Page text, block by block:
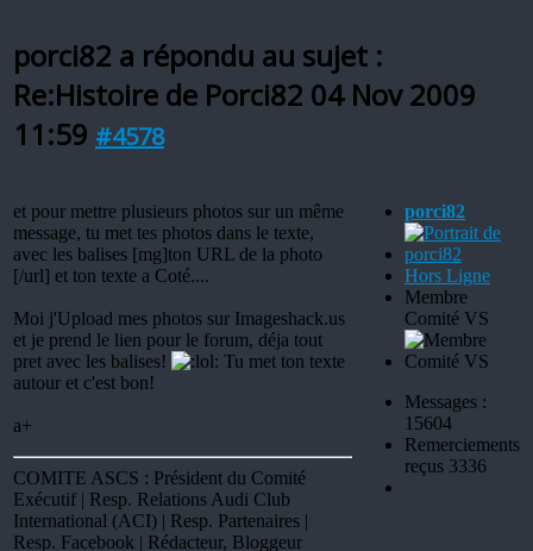
porci82 a répondu au sujet :
Re:Histoire de Porci82 04 Nov 2009
11:59 #4578
et pour mettre plusieurs photos sur un même
message, tu met tes photos dans le texte,
avec les balises [mg]ton URL de la photo
[/url] et ton texte a Coté....
Moi j'Upload mes photos sur Imageshack.us
et je prend le lien pour le forum, déja tout
pret avec les balises!
Tu met ton texte
autour et c'est bon!
a+
COMITE ASCS : Président du Comité
Exécutif | Resp. Relations Audi Club
International (ACI) | Resp. Partenaires |
Resp. Facebook | Rédacteur, Bloggeur
porci82
Hors Ligne
Membre
Comité VS
Messages :
15604
Remerciements
reçus 3336